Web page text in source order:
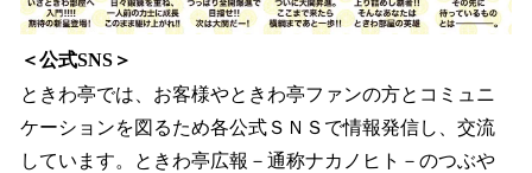
＜公式SNS＞
ときわ亭では、お客様やときわ亭ファンの方とコミュニ
ケーションを図るため各公式ＳＮＳで情報発信し、交流
しています。ときわ亭広報－通称ナカノヒト－のつぶや